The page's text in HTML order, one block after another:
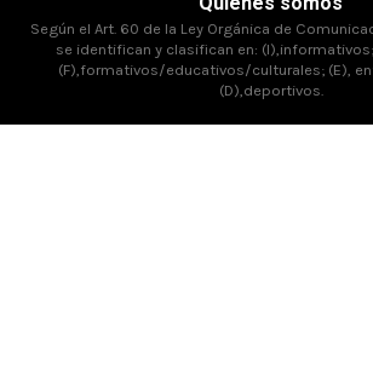
Según el Art. 60 de la Ley Orgánica de
se identifican y clasifican en:
(F),formativos/educativos/culturales; (E),
(D),deportivos.